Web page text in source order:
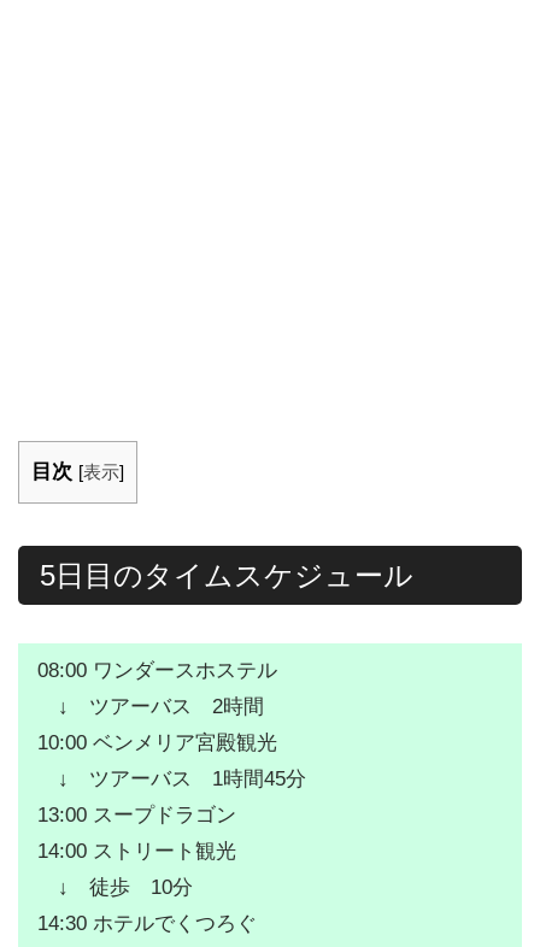
目次 [表示]
5日目のタイムスケジュール
08:00 ワンダースホステル
↓ ツアーバス 2時間
10:00 ベンメリア宮殿観光
↓ ツアーバス 1時間45分
13:00 スープドラゴン
14:00 ストリート観光
↓ 徒歩 10分
14:30 ホテルでくつろぐ